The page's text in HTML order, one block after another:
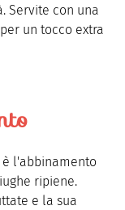
Servite con una
per un tocco extra
è l'abbinamento
ripiene.
e la sua